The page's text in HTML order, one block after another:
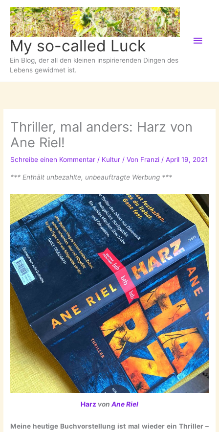
Zum
Inhalt
springen
My so-called Luck
Ein Blog, der all den kleinen inspirierenden Dingen des
Lebens gewidmet ist.
Thriller, mal anders: Harz von
Ane Riel!
Schreibe einen Kommentar / Kultur / Von Franzi/April 19, 2021
*** Enthält unbezahlte, unbeauftragte Werbung ***
Harz von Ane Riel
Meine heutige Buchvorstellung ist mal wieder ein Thriller –